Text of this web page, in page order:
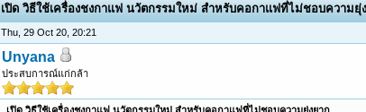
เปิด วิธีใช้เครื่องชงกาแฟ นวัตกรรมใหม่ สำหรับคอกาแฟที่ไม่ชอบความยุ่
Thu, 29 Oct 20, 20:21
Unyana
ประสบการณ์แก่กล้า